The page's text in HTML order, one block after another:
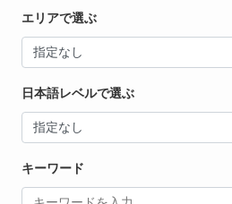
エリアで選ぶ
日本語レベルで選ぶ
キーワード